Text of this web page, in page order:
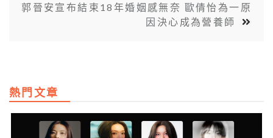
郭晉安宣布結束18年婚姻感無奈 歐倩怡為一原
因決心成為營養師
熱門文章